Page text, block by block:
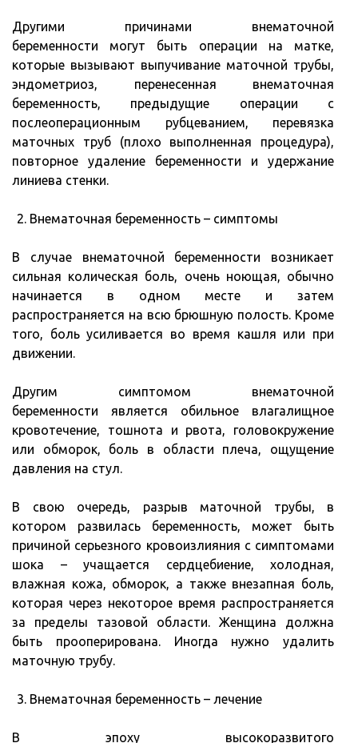
Другими причинами внематочной
беременности могут быть операции на матке,
которые вызывают выпучивание маточной трубы,
эндометриоз, перенесенная внематочная
беременность, предыдущие операции с
послеоперационным рубцеванием, перевязка
маточных труб (плохо выполненная процедура),
повторное удаление беременности и удержание
линиева стенки.
Внематочная беременность – симптомы
В случае внематочной беременности возникает
сильная колическая боль, очень ноющая, обычно
начинается в одном месте и затем
распространяется на всю брюшную полость. Кроме
того, боль усиливается во время кашля или при
движении.
Другим симптомом внематочной
беременности является обильное влагалищное
кровотечение, тошнота и рвота, головокружение
или обморок, боль в области плеча, ощущение
давления на стул.
В свою очередь, разрыв маточной трубы, в
котором развилась беременность, может быть
причиной серьезного кровоизлияния с симптомами
шока – учащается сердцебиение, холодная,
влажная кожа, обморок, а также внезапная боль,
которая через некоторое время распространяется
за пределы тазовой области. Женщина должна
быть прооперирована. Иногда нужно удалить
маточную трубу.
Внематочная беременность – лечение
В эпоху высокоразвитого